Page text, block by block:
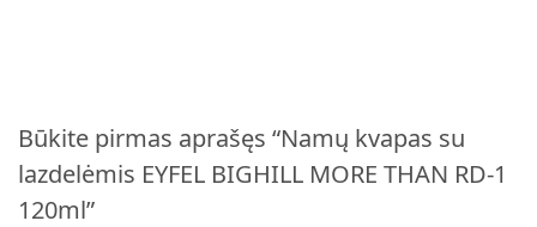
Būkite pirmas aprašęs “Namų kvapas su
lazdelėmis EYFEL BIGHILL MORE THAN RD-1
120ml”